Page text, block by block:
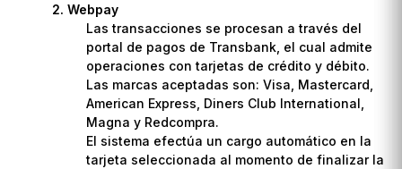
Webpay
Las transacciones se procesan a través del
portal de pagos de Transbank, el cual admite
operaciones con tarjetas de crédito y débito.
Las marcas aceptadas son: Visa, Mastercard,
American Express, Diners Club International,
Magna y Redcompra.
El sistema efectúa un cargo automático en la
tarjeta seleccionada al momento de finalizar la